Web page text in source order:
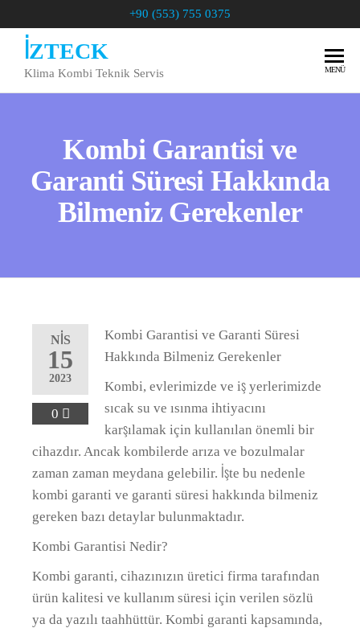
+90 (553) 755 0375
İZTECK
Klima Kombi Teknik Servis MENÜ
Kombi Garantisi ve
Garanti Süresi Hakkında
Bilmeniz Gerekenler
NIS
15
2023
0
Kombi Garantisi ve Garanti Süresi
Hakkında Bilmeniz Gerekenler
Kombi, evlerimizde ve iş yerlerimizde
sıcak su ve ısınma ihtiyacını
karşılamak için kullanılan önemli bir
cihazdır. Ancak kombilerde arıza ve bozulmalar
zaman zaman meydana gelebilir. İşte bu nedenle
kombi garanti ve garanti süresi hakkında bilmeniz
gereken bazı detaylar bulunmaktadır.
Kombi Garantisi Nedir?
Kombi garanti, cihazınızın üretici firma tarafından
ürün kalitesi ve kullanım süresi için verilen sözlü
ya da yazılı taahhüttür. Kombi garanti kapsamında,